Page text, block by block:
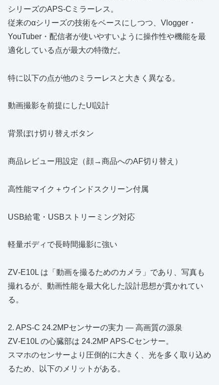
シリーズのAPS‑Cミラーレス。
従来のαシリーズの技術をベースにしつつ、Vlogger・
YouTuber・配信者が使いやすいように操作性や機能を最
適化している点が最大の特徴だ。
特に以下の点が他のミラーレスと大きく異なる。
動画撮影を前提にしたUI設計
背景ぼけ切り替えボタン
商品レビュー用設定（顔→商品へのAF切り替え）
高性能マイク＋ウインドスクリーン付属
USB給電・USBストリーミング対応
軽量ボディで長時間撮影に強い
ZV‑E10L は「動画を撮るためのカメラ」であり、写真も
撮れるが、動画性能を最大化した設計思想が貫かれてい
る。
2. APS‑C 24.2MPセンサーの実力 ― 高画質の源泉
ZV‑E10L の心臓部は 24.2MP APS‑Cセンサー。
スマホのセンサーより圧倒的に大きく、光を多く取り込め
るため、以下のメリットがある。